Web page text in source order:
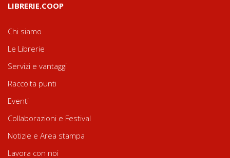
LIBRERIE.COOP
Chi siamo
Le Librerie
Servizi e vantaggi
Raccolta punti
Eventi
Collaborazioni e Festival
Notizie e Area stampa
Lavora con noi